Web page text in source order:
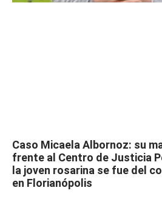
Caso Micaela Albornoz: su
frente al Centro de Justicia
la joven rosarina se fue del
en Florianópolis